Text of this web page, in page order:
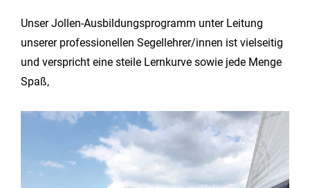
Unser Jollen-Ausbildungsprogramm unter Leitung
unserer professionellen Segellehrer/innen ist vielseitig
und verspricht eine steile Lernkurve sowie jede Menge
Spaß,